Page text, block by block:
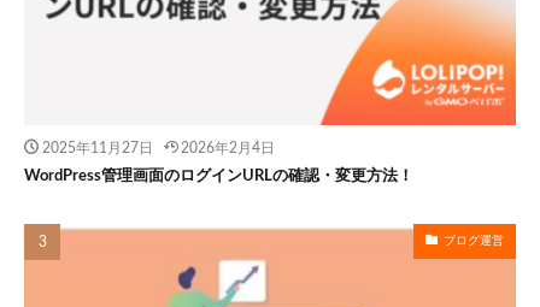
2025年11月27日 2026年2月4日
WordPress管理画面のログインURLの確認・変更方法！
ブログ運営